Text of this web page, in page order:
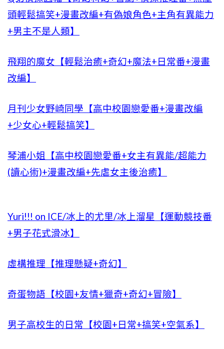
頭輕鬆搞笑+漫畫改編+有偽娘角色+主角有異能力
+男主不是人類】
飛翔的魔女【輕鬆治癒+奇幻+魔法+日常番+漫畫
改編】
月刊少女野崎同學【高中校園戀愛番+漫畫改編
+少女心+輕鬆搞笑】
琴浦小姐【高中校園戀愛番+女主有異能/超能力
(讀心術)+漫畫改編+先虐女主後治癒】
Yuri!!! on ICE/冰上的尤里/冰上溜星【運動競技番
+男子花式滑冰】
虛構推理【推理懸疑+奇幻】
奇蛋物語【校園+友情+獵奇+奇幻+冒險】
男子高校生的日常【校園+日常+搞笑+空氣系】